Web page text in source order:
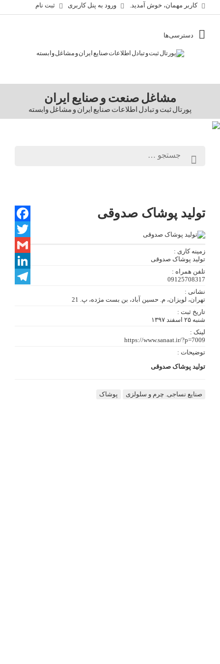
کاربر مهمان، خوش آمدید. ورود به پنل کاربری ثبت نام
مشاغل صنعت و صنایع ایران
پورتال ثبت و تبادل اطلاعات صنایع ایران و مشاغل وابسته
تولید پوشاک صدوقی
Facebook
Twitter
Gmail
LinkedIn
زمینه کاری :
تولید پوشاک صدوقی
تلفن همراه :
09125708317
نشانی :
تهران، لویزان، م. حسین آباد، بن بست مژده، پ. 21
تاریخ ثبت :
شنبه ۲۵ اسفند ۱۳۹۷
لینک :
https://www.sanaat.ir/?p=7009
توضیحات :
تولید پوشاک صدوقی
صنایع نساجی. چرم و سلولزی پوشاک